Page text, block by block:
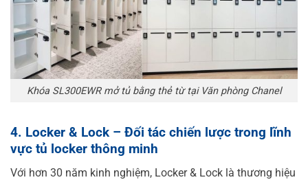
Khóa SL300EWR mở tủ bằng thẻ từ tại Văn phòng Chanel
4. Locker & Lock – Đối tác chiến lược trong lĩnh
vực tủ locker thông minh
Với hơn 30 năm kinh nghiệm, Locker & Lock là thương hiệu